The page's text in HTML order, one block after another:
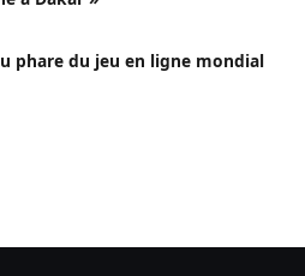
phare du jeu en ligne mondial